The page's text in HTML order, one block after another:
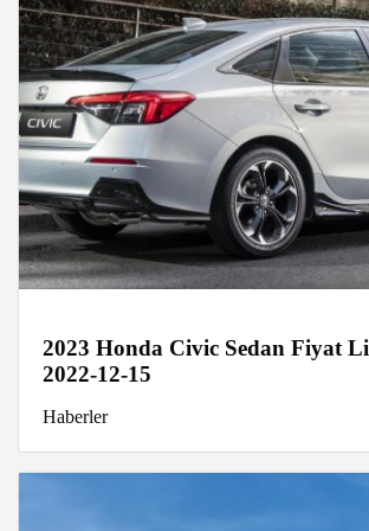
2023 Honda Civic Sedan Fiyat
2022-12-15
Haberler